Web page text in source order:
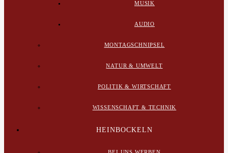
MUSIK
AUDIO
MONTAGSCHNIPSEL
NATUR & UMWELT
POLITIK & WIRTSCHAFT
WISSENSCHAFT & TECHNIK
HEINBOCKELN